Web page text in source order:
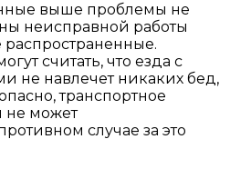
выше проблемы не
неисправной работы
считать, что езда с
не навлечет никаких бед,
транспортное
не может
случае за это